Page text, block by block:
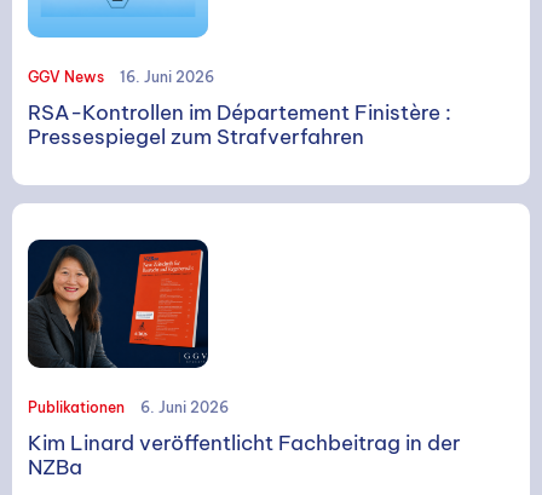
GGV News 16. Juni 2026
RSA-Kontrollen im Département Finistère :
Pressespiegel zum Strafverfahren
Publikationen 6. Juni 2026
Kim Linard veröffentlicht Fachbeitrag in der
NZBa